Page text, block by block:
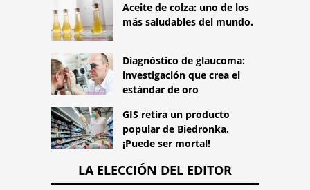
Aceite de colza: uno de los
más saludables del mundo.
Diagnóstico de glaucoma:
investigación que crea el
estándar de oro
GIS retira un producto
popular de Biedronka.
¡Puede ser mortal!
LA ELECCIÓN DEL EDITOR